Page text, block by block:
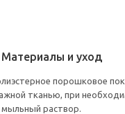
Материалы и уход
порошковое
тканью, при
раствор.